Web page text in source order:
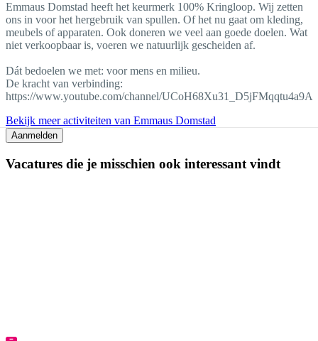
Emmaus Domstad heeft het keurmerk 100% Kringloop. Wij zetten
ons in voor het hergebruik van spullen. Of het nu gaat om kleding,
meubels of apparaten. Ook doneren we veel aan goede doelen. Wat
niet verkoopbaar is, voeren we natuurlijk gescheiden af.
Dát bedoelen we met: voor mens en milieu.
De kracht van verbinding:
https://www.youtube.com/channel/UCoH68Xu31_D5jFMqqtu4a9A
Bekijk meer activiteiten van Emmaus Domstad
Aanmelden
Vacatures die je misschien ook interessant vindt